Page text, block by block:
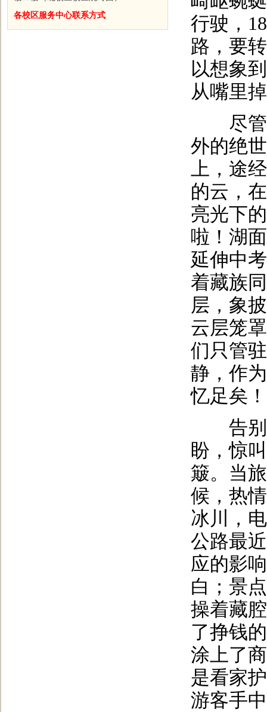
各校区服务中心联系方式
行驶，
路，要
以想象
从嘴里
尽管
外的绝
上，途
的云，
亮光下
啦！湖
延伸中
着藏族
层，象
云层笼
们只管
静，作
忆足矣！
告别
盼，惊
簸。当
候，热
冰川，
公路最
应的影
白；景
操着藏
了挣钱
涂上了
是看家
游客手